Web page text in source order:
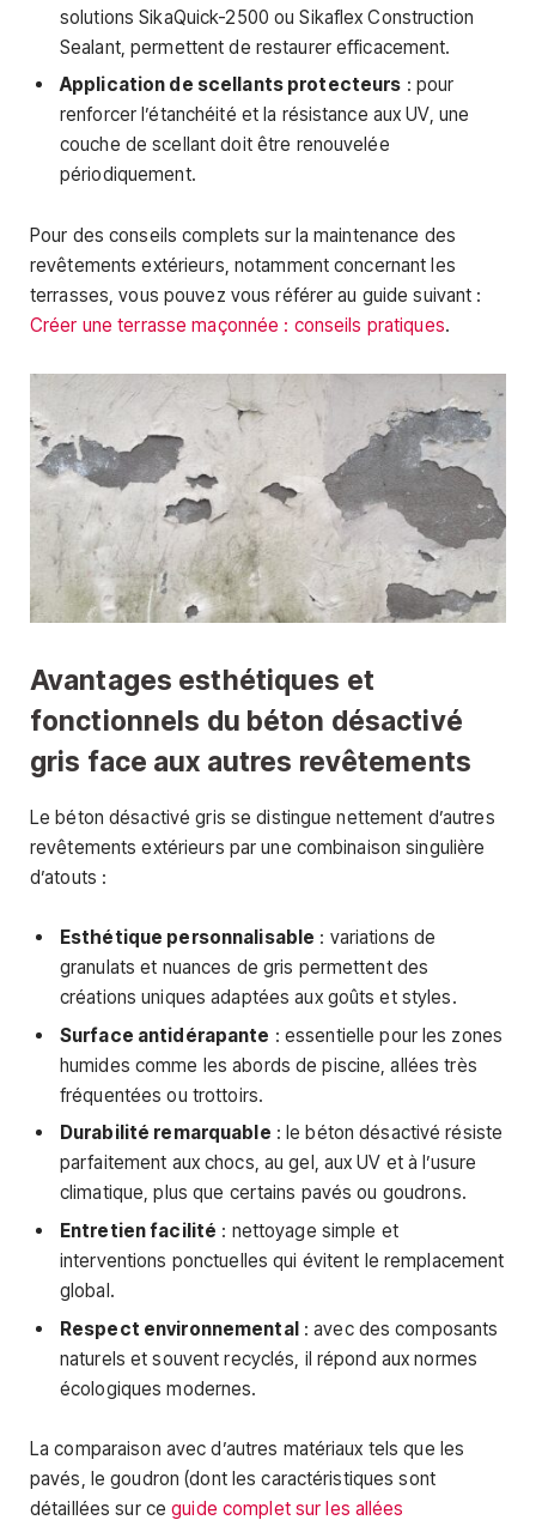
solutions SikaQuick-2500 ou Sikaflex Construction
Sealant, permettent de restaurer efficacement.
Application de scellants protecteurs : pour
renforcer l’étanchéité et la résistance aux UV, une
couche de scellant doit être renouvelée
périodiquement.
Pour des conseils complets sur la maintenance des
revêtements extérieurs, notamment concernant les
terrasses, vous pouvez vous référer au guide suivant :
Créer une terrasse maçonnée : conseils pratiques.
Avantages esthétiques et
fonctionnels du béton désactivé
gris face aux autres revêtements
Le béton désactivé gris se distingue nettement d’autres
revêtements extérieurs par une combinaison singulière
d’atouts :
Esthétique personnalisable : variations de
granulats et nuances de gris permettent des
créations uniques adaptées aux goûts et styles.
Surface antidérapante : essentielle pour les zones
humides comme les abords de piscine, allées très
fréquentées ou trottoirs.
Durabilité remarquable : le béton désactivé résiste
parfaitement aux chocs, au gel, aux UV et à l’usure
climatique, plus que certains pavés ou goudrons.
Entretien facilité : nettoyage simple et
interventions ponctuelles qui évitent le remplacement
global.
Respect environnemental: avec des composants
naturels et souvent recyclés, il répond aux normes
écologiques modernes.
La comparaison avec d’autres matériaux tels que les
pavés, le goudron (dont les caractéristiques sont
détaillées sur ceguide complet sur les allées